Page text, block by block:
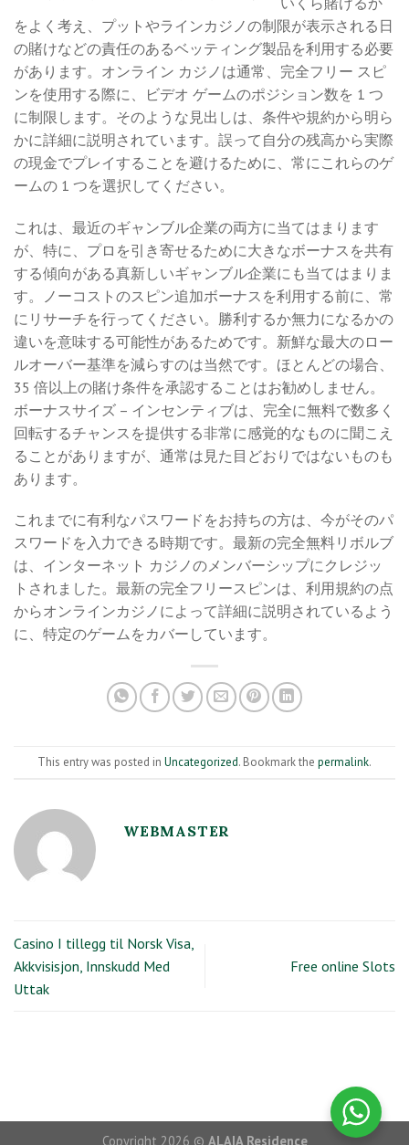
をよく考え、プットやラインカジノの制限が表示される日
の賭けなどの責任のあるベッティング製品を利用する必要
があります。オンライン カジノは通常、完全フリー スピ
ンを使用する際に、ビデオ ゲームのポジション数を 1 つ
に制限します。そのような見出しは、条件や規約から明ら
かに詳細に説明されています。誤って自分の残高から実際
の現金でプレイすることを避けるために、常にこれらのゲ
ームの 1 つを選択してください。
これは、最近のギャンブル企業の両方に当てはまります
が、特に、プロを引き寄せるために大きなボーナスを共有
する傾向がある真新しいギャンブル企業にも当てはまりま
す。ノーコストのスピン追加ボーナスを利用する前に、常
にリサーチを行ってください。勝利するか無力になるかの
違いを意味する可能性があるためです。新鮮な最大のロー
ルオーバー基準を減らすのは当然です。ほとんどの場合、
35 倍以上の賭け条件を承認することはお勧めしません。
ボーナスサイズ – インセンティブは、完全に無料で数多く
回転するチャンスを提供する非常に感覚的なものに聞こえ
ることがありますが、通常は見た目どおりではないものも
あります。
これまでに有利なパスワードをお持ちの方は、今がそのパ
スワードを入力できる時期です。最新の完全無料リボルブ
は、インターネット カジノのメンバーシップにクレジッ
トされました。最新の完全フリースピンは、利用規約の点
からオンラインカジノによって詳細に説明されているよう
に、特定のゲームをカバーしています。
This entry was posted in Uncategorized. Bookmark the permalink.
WEBMASTER
Casino I tillegg til Norsk Visa,
Akkvisisjon, Innskudd Med
Uttak
Free online Slots
Copyright 2026 © ALAIA Residence